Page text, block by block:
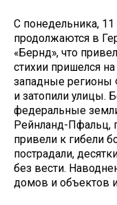
С понедельника,
продолжаются в
«Бернд», что
стихии пришелся
западные регионы
и затопили улицы.
федеральные
Рейнланд-Пфальц,
привели к гибели
пострадали,
без вести.
домов и объектов